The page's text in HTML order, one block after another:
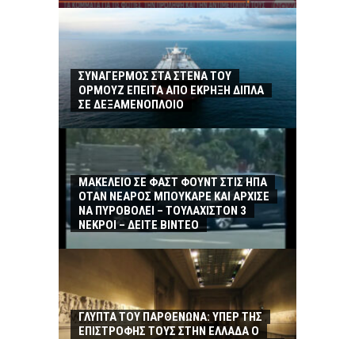
ΣΥΝΑΓΕΡΜΟΣ ΣΤΑ ΣΤΕΝΑ ΤΟΥ
ΟΡΜΟΥΖ ΕΠΕΙΤΑ ΑΠΟ ΕΚΡΗΞΗ ΔΙΠΛΑ
ΣΕ ΔΕΞΑΜΕΝΟΠΛΟΙΟ
ΜΑΚΕΛΕΙΟ ΣΕ ΦΑΣΤ ΦΟΥΝΤ ΣΤΙΣ ΗΠΑ
ΟΤΑΝ ΝΕΑΡΟΣ ΜΠΟΥΚΑΡΕ ΚΑΙ ΑΡΧΙΣΕ
ΝΑ ΠΥΡΟΒΟΛΕΙ – ΤΟΥΛΑΧΙΣΤΟΝ 3
ΝΕΚΡΟΙ – ΔΕΙΤΕ ΒΙΝΤΕΟ
ΓΛΥΠΤΑ ΤΟΥ ΠΑΡΘΕΝΩΝΑ: ΥΠΕΡ ΤΗΣ
ΕΠΙΣΤΡΟΦΗΣ ΤΟΥΣ ΣΤΗΝ ΕΛΛΑΔΑ Ο